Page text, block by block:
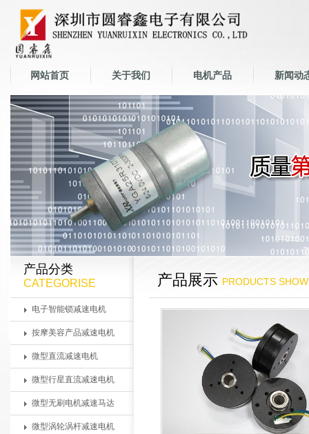
网站首页 关于我们 电机产品 新闻动
产品分类
CATEGORISE
电子智能锁减速电机
按摩美容产品减速电机
微型直流减速电机
微型行星直流减速电机
微型无刷电机减速马达
微型涡轮涡杆减速电机
产品展示 PRODUCTS SHOW